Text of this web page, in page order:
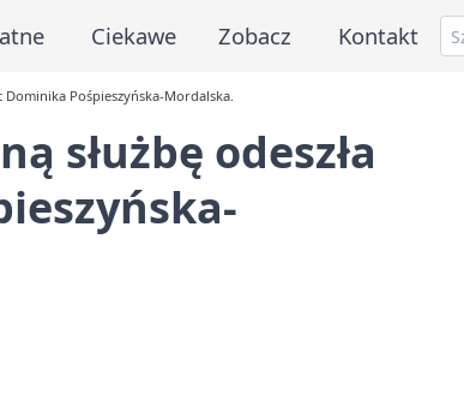
Ciekawe Zobacz Kontakt
Dominika Pośpieszyńska-Mordalska.
służbę odeszła